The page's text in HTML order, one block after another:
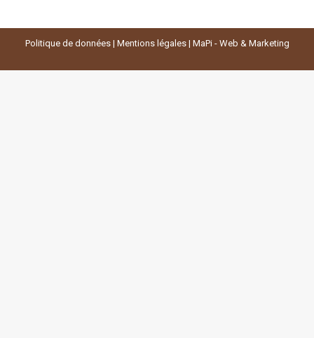
Politique de données| Mentions légales| MaPi - Web & Marketing